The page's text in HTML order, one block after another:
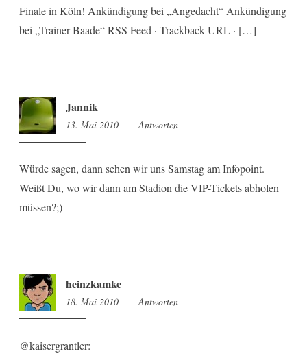
Finale in Köln! Ankündigung bei „Angedacht“ Ankündigung
bei „Trainer Baade“ RSS Feed · Trackback-URL · […]
Jannik
13. Mai 2010 13:05
Antworten
Würde sagen, dann sehen wir uns Samstag am Infopoint.
Weißt Du, wo wir dann am Stadion die VIP-Tickets abholen
müssen?;)
heinzkamke
18. Mai 2010 16:36
Antworten
@kaisergrantler: